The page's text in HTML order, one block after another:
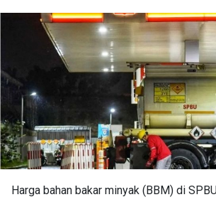
Harga bahan bakar minyak (BBM) di